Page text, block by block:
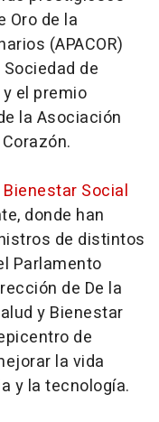
Oro de la
(APACOR)
de
el premio
la Asociación
Social
donde han
de distintos
Parlamento
de De la
y Bienestar
de
la vida
y la tecnología.